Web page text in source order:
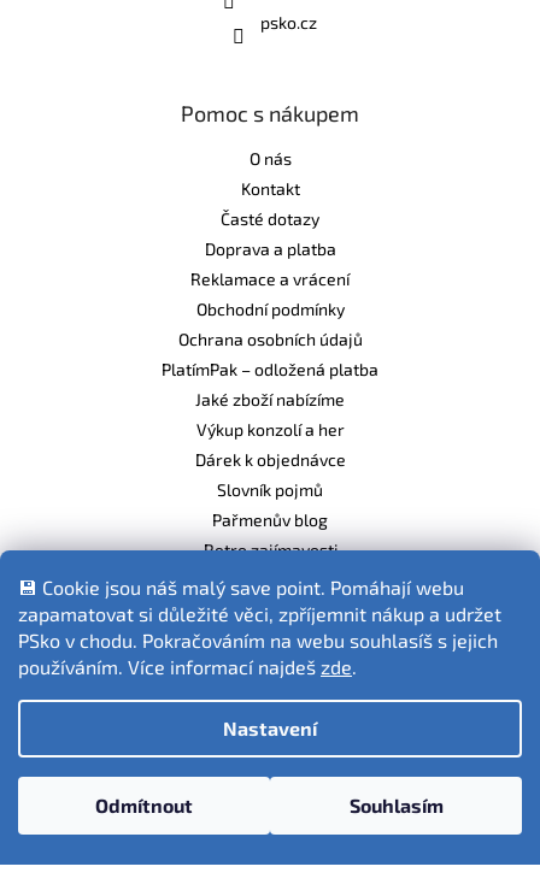
💾 Cookie jsou náš malý save point. Pomáhají webu
zapamatovat si důležité věci, zpříjemnit nákup a udržet
PSko v chodu. Pokračováním na webu souhlasíš s jejich
používáním. Více informací najdeš zde.
Nastavení
Odmítnout Souhlasím
psko.cz
Pomoc s nákupem
O nás
Kontakt
Časté dotazy
Doprava a platba
Reklamace a vrácení
Obchodní podmínky
Ochrana osobních údajů
PlatímPak – odložená platba
Jaké zboží nabízíme
Výkup konzolí a her
Dárek k objednávce
Slovník pojmů
Pařmenův blog
Retro zajímavosti
Balíme ekologicky
Fotografie produktů jsou ilustrativní.
Copyright 2026PSko.cz. Všechna práva vyhrazena.